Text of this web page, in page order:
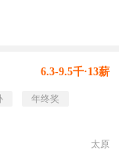
6.3-9.5千·13薪
年终奖
太原